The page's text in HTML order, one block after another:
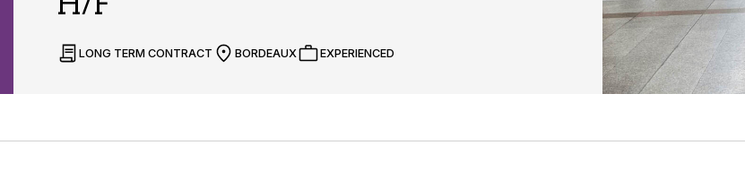
LONG TERM CONTRACT BORDEAUX EXPERIENCED